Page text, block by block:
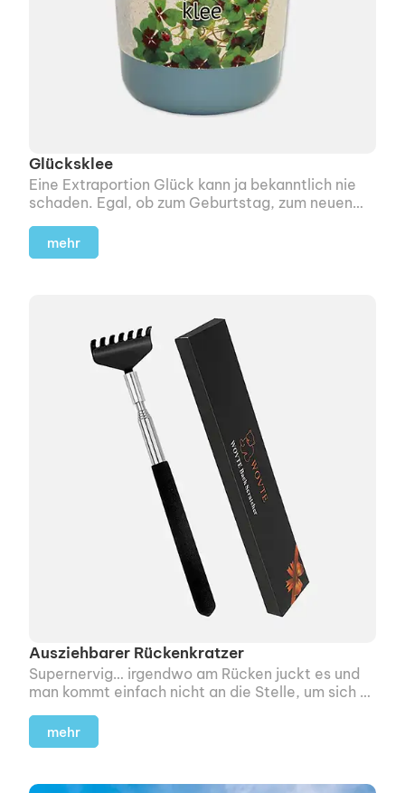
Glücksklee
Eine Extraportion Glück kann ja bekanntlich nie
schaden. Egal, ob zum Geburtstag, zum neuen
Hochzeit.
mehr
Ausziehbarer Rückenkratzer
Supernervig… irgendwo am Rücken juckt es und
man kommt einfach nicht an die Stelle, um sich zu
mehr